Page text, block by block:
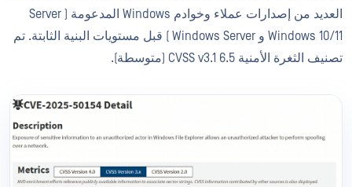
العديد من إصدارات عملاء وخوادم Windows المدعومة ( Server
Windows 10/11 و Windows Server ) قبل مستويات البنية الثابتة. تم
تصنيف الثغرة الأمنية CVSS v3.1 6.5 (متوسطة).